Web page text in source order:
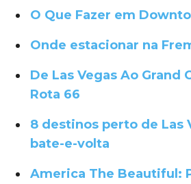
O Que Fazer em
Onde estacionar na
De Las Vegas Ao Grand
Rota 66
8 destinos perto de Las
bate-e-volta
America The Beautiful: